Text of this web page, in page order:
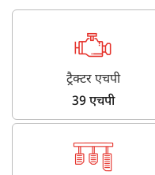
ट्रैक्टर एचपी
39 एचपी